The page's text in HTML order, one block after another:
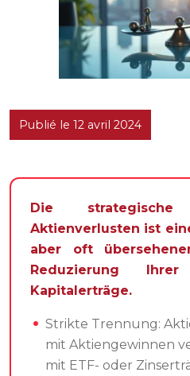
Publié le 12 avril 2024
Die
Aktienverlusten ist
aber oft
Reduzierung
Kapitalerträge.
Strikte Trennung:
mit Aktiengewinnen
mit ETF- oder